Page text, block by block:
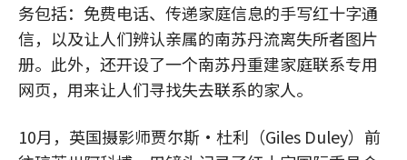
务包括：免费电话、传递家庭信息的手写红十字通
信，以及让人们辨认亲属的南苏丹流离失所者图片
册。此外，还开设了一个南苏丹重建家庭联系专用
网页，用来让人们寻找失去联系的家人。
10月，英国摄影师贾尔斯·杜利（Giles Duley）前